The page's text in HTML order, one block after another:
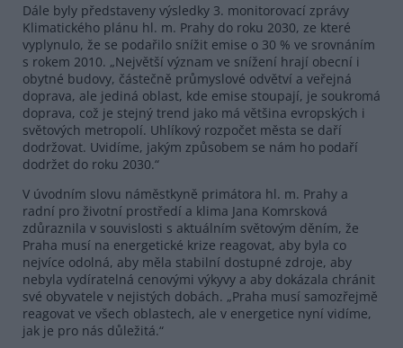
Dále byly představeny výsledky 3. monitorovací zprávy
Klimatického plánu hl. m. Prahy do roku 2030, ze které
vyplynulo, že se podařilo snížit emise o 30 % ve srovnáním
s rokem 2010. „Největší význam ve snížení hrají obecní i
obytné budovy, částečně průmyslové odvětví a veřejná
doprava, ale jediná oblast, kde emise stoupají, je soukromá
doprava, což je stejný trend jako má většina evropských i
světových metropolí. Uhlíkový rozpočet města se daří
dodržovat. Uvidíme, jakým způsobem se nám ho podaří
dodržet do roku 2030.“
V úvodním slovu náměstkyně primátora hl. m. Prahy a
radní pro životní prostředí a klima Jana Komrsková
zdůraznila v souvislosti s aktuálním světovým děním, že
Praha musí na energetické krize reagovat, aby byla co
nejvíce odolná, aby měla stabilní dostupné zdroje, aby
nebyla vydíratelná cenovými výkyvy a aby dokázala chránit
své obyvatele v nejistých dobách. „Praha musí samozřejmě
reagovat ve všech oblastech, ale v energetice nyní vidíme,
jak je pro nás důležitá.“